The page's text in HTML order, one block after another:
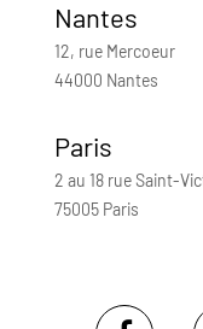
Nantes
12, rue Mercoeur
44000 Nantes
Paris
2 au 18 rue Saint-
75005 Paris